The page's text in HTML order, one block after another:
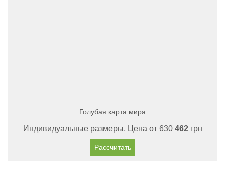
Голубая карта мира
Индивидуальные размеры, Цена от630 462грн
Рассчитать